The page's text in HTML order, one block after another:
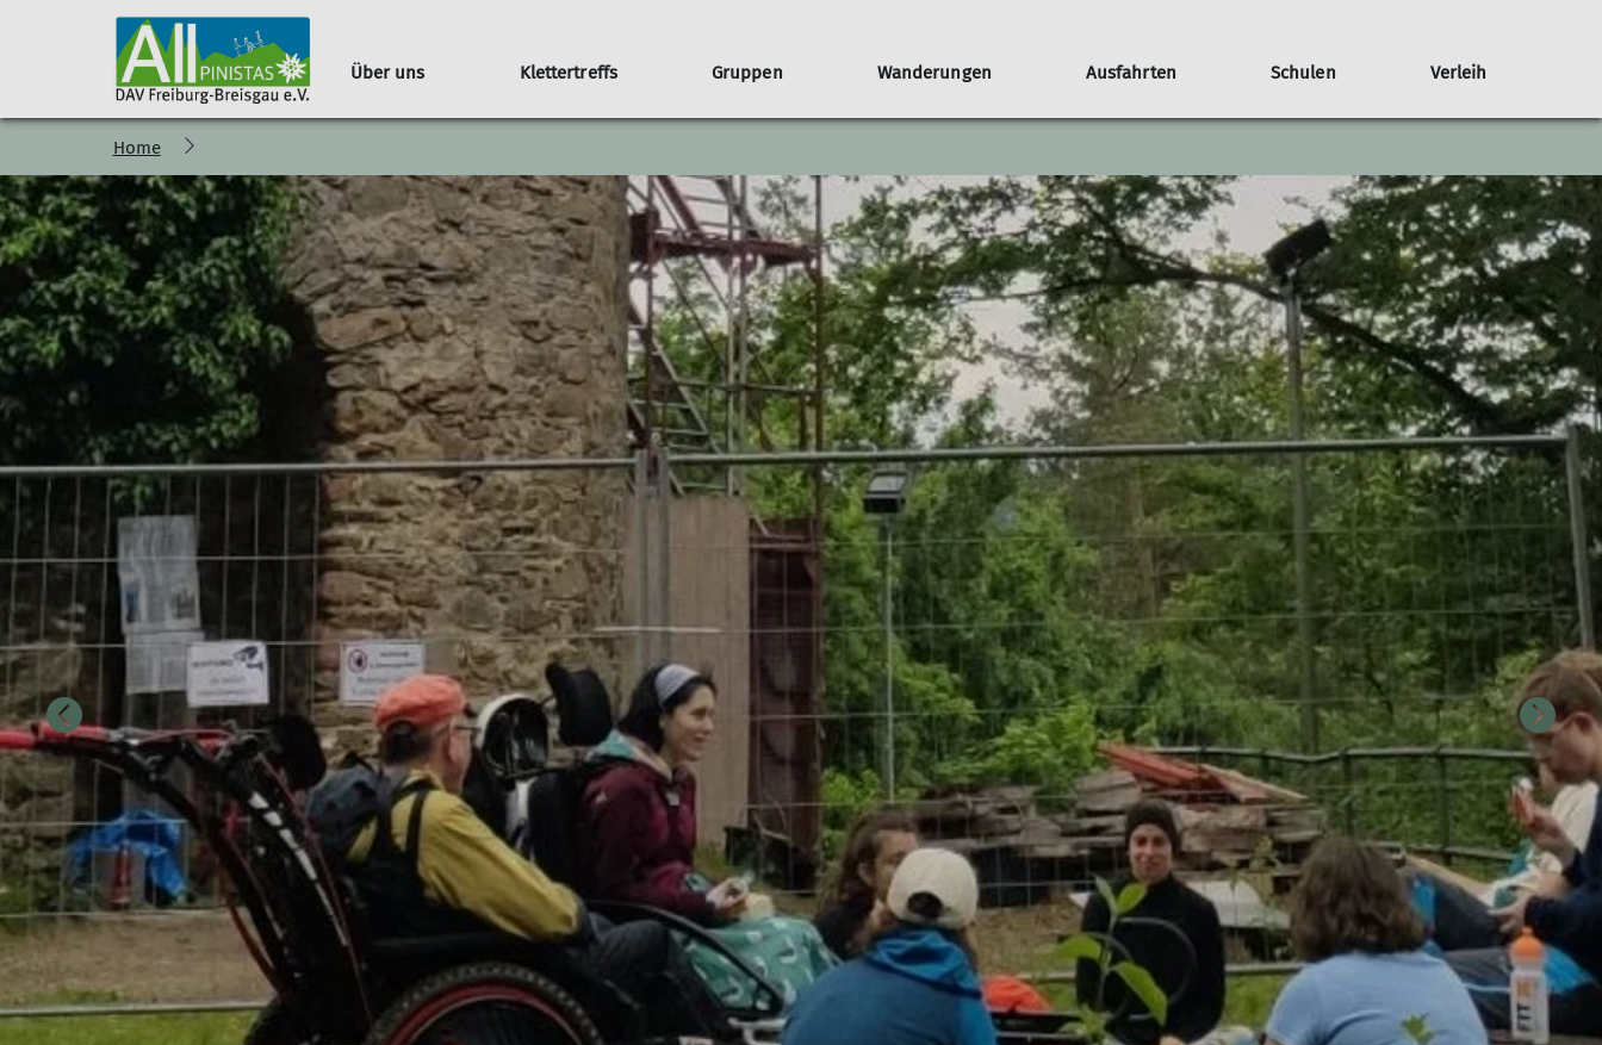
Über uns
Team Unterstützen
Klettertreffs Gruppen
Erwachsene Jugendgruppen Projektgruppen
Wanderungen Ausfahrten Schulen Verleih
Home